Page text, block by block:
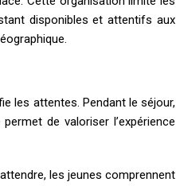
disponibles et attentifs aux
les attentes. Pendant le séjour,
de valoriser l’expérience
les jeunes comprennent